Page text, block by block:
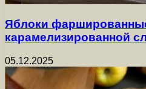
Яблоки
карамелизированной
05.12.2025